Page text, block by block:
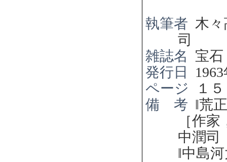
執筆者 木々
司
雑誌名
宝
発行日
1963
ページ
１
備 考 ‖荒
［作
中潤司
‖中島